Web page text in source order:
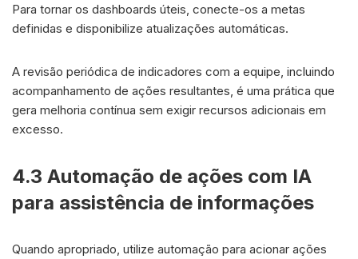
Para tornar os dashboards úteis, conecte-os a metas
definidas e disponibilize atualizações automáticas.
A revisão periódica de indicadores com a equipe, incluindo
acompanhamento de ações resultantes, é uma prática que
gera melhoria contínua sem exigir recursos adicionais em
excesso.
4.3 Automação de ações com IA
para assistência de informações
Quando apropriado, utilize automação para acionar ações